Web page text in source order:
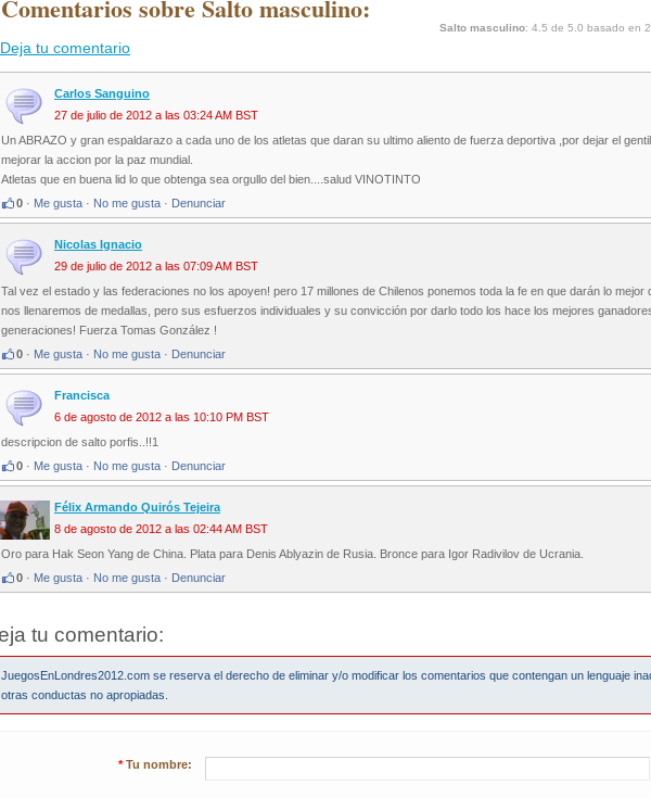
sobre Salto masculino:
Salto masculino: 4.5 de 5.0 basado en 2
Deja tu comentario
Carlos Sanguino
27 de julio de 2012 a las 03:24 AM BST
Un ABRAZO y gran espaldarazo a cada uno de los atletas que daran su ultimo aliento de fuerza deportiva ,por dejar el
mejorar la accion por la paz mundial.
Atletas que en buena lid lo que obtenga sea orgullo del bien....salud VINOTINTO
0 · Me gusta · No me gusta · Denunciar
Nicolas Ignacio
29 de julio de 2012 a las 07:09 AM BST
Tal vez el estado y las federaciones no los apoyen! pero 17 millones de Chilenos ponemos toda la fe en que darán lo mejor
nos llenaremos de medallas, pero sus esfuerzos individuales y su convicción por darlo todo los hace los mejores
generaciones! Fuerza Tomas González !
0 · Me gusta · No me gusta · Denunciar
Francisca
6 de agosto de 2012 a las 10:10 PM BST
descripcion de salto porfis..!!1
0 · Me gusta · No me gusta · Denunciar
Félix Armando Quirós Tejeira
8 de agosto de 2012 a las 02:44 AM BST
Oro para Hak Seon Yang de China. Plata para Denis Ablyazin de Rusia. Bronce para Igor Radivilov de Ucrania.
0 · Me gusta · No me gusta · Denunciar
tu comentario:
JuegosEnLondres2012.com se reserva el derecho de eliminar y/o modificar los comentarios que contengan un lenguaje
otras conductas no apropiadas.
* Tu nombre: